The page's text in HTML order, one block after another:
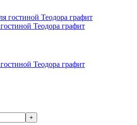
Теодора графит
Теодора графит
+